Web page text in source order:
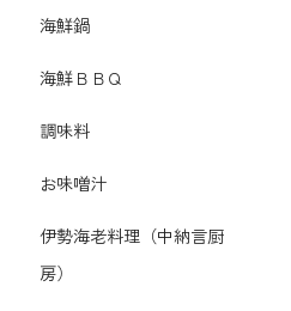
海鮮鍋
海鮮ＢＢＱ
調味料
お味噌汁
伊勢海老料理（中納言厨
房）